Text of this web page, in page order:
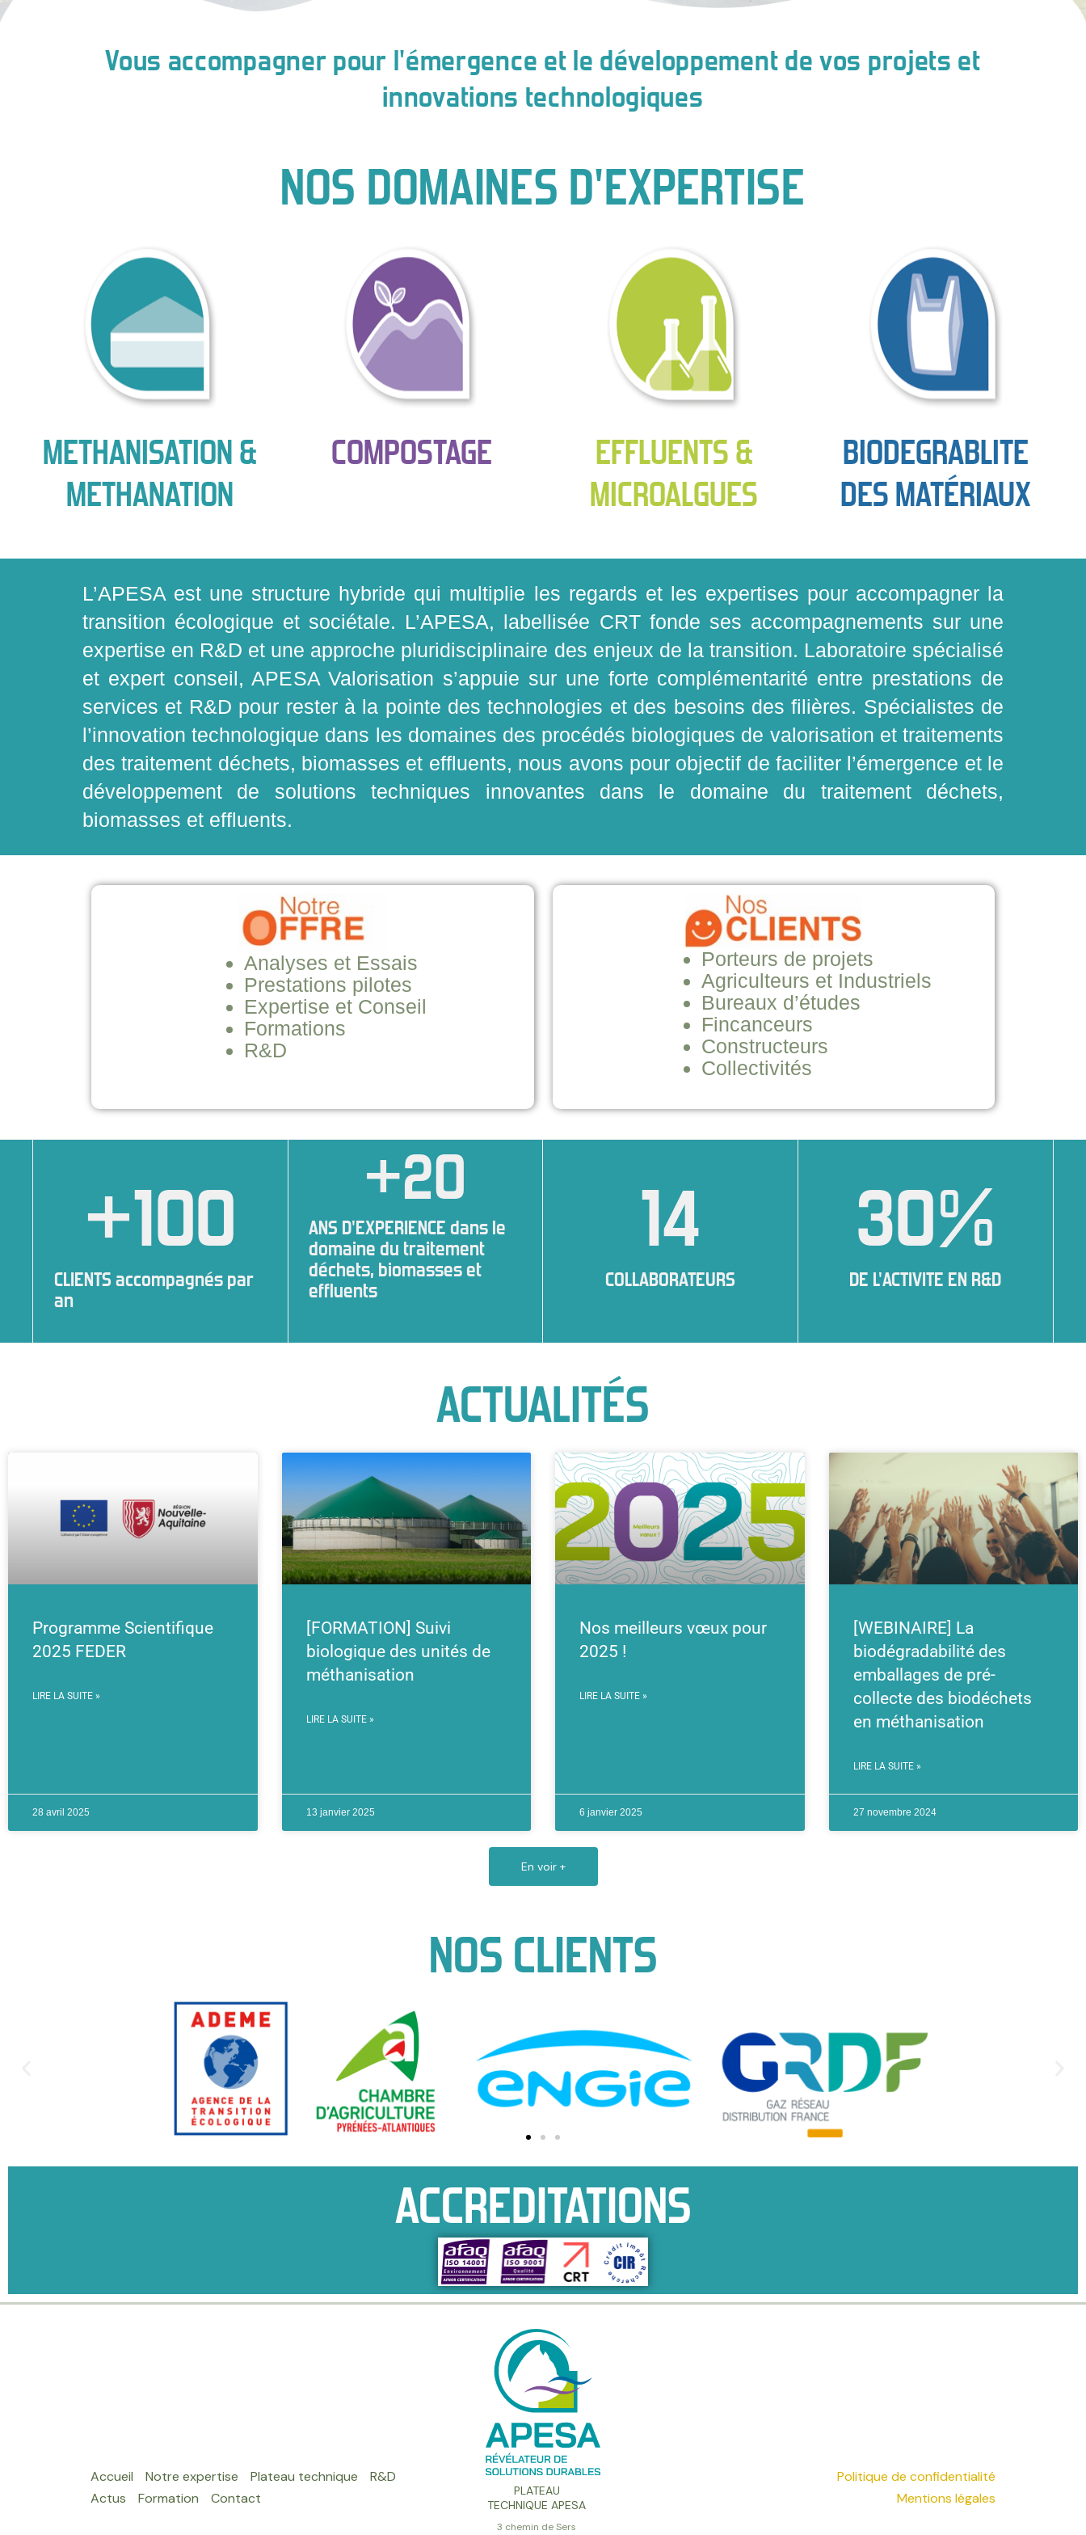
Vous accompagner pour l'émergence et le développement de vos projets et
innovations technologiques
NOS DOMAINES D'EXPERTISE
METHANISATION &
METHANATION
COMPOSTAGE
EFFLUENTS &
MICROALGUES
BIODEGRABLITE
DES MATÉRIAUX
L’APESA est une structure hybride qui multiplie les regards et les expertises pour accompagner la
transition écologique et sociétale. L’APESA, labellisée CRT fonde ses accompagnements sur une
expertise en R&D et une approche pluridisciplinaire des enjeux de la transition. Laboratoire spécialisé
et expert conseil, APESA Valorisation s’appuie sur une forte complémentarité entre prestations de
services et R&D pour rester à la pointe des technologies et des besoins des filières. Spécialistes de
l’innovation technologique dans les domaines des procédés biologiques de valorisation et traitements
des traitement déchets, biomasses et effluents, nous avons pour objectif de faciliter l’émergence et le
développement de solutions techniques innovantes dans le domaine du traitement déchets,
biomasses et effluents.
Analyses et Essais
Prestations pilotes
Expertise et Conseil
Formations
R&D
Porteurs de projets
Agriculteurs et Industriels
Bureaux d’études
Fincanceurs
Constructeurs
Collectivités
CLIENTS accompagnés par
an
+100
ANS D'EXPERIENCE dans le
domaine du traitement
déchets, biomasses et
effluents
+20
COLLABORATEURS
14
DE L'ACTIVITE EN R&D
30%
ACTUALITÉS
Programme Scientifique
2025 FEDER
LIRE LA SUITE »
28 avril 2025
[FORMATION] Suivi
biologique des unités de
méthanisation
LIRE LA SUITE »
13 janvier 2025
Nos meilleurs vœux pour
2025 !
LIRE LA SUITE »
6 janvier 2025
[WEBINAIRE] La
biodégradabilité des
emballages de pré-
collecte des biodéchets
en méthanisation
LIRE LA SUITE »
27 novembre 2024
En voir +
NOS CLIENTS
ACCREDITATIONS
Accueil Notre expertise Plateau technique
R&D
Actus
Formation Contact
PLATEAU
TECHNIQUE APESA
3 chemin de Sers
Politique de confidentialité
Mentions légales